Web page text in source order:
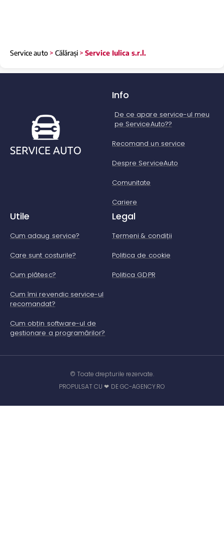
Service auto> Călărași >Service Iulica s.r.l.
Info
De ce apare service-ul meu
pe ServiceAuto??
Recomand un service
Despre ServiceAuto
Comunitate
Cariere
Utile
Cum adaug service?
Care sunt costurile?
Cum plătesc?
Cum îmi revendic service-ul
recomandat?
Cum obțin software-ul de
gestionare a programărilor?
Legal
Termeni & condiții
Politica de cookie
Politica GDPR
© Toate drepturile rezervate.
PROPULSAT CU ❤ DE GC-AGENCY.RO